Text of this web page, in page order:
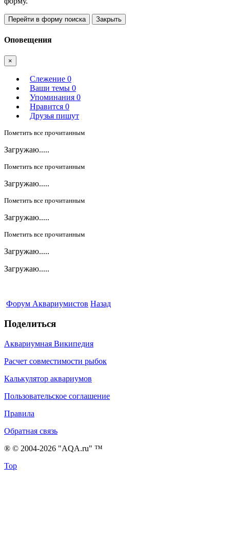
Перейти в форму поиска Закрыть
Оповещения
×
Слежение 0
Ваши темы 0
Упоминания 0
Нравится 0
Друзья пишут
Пометить все прочитанным
Загружаю.....
Пометить все прочитанным
Загружаю.....
Пометить все прочитанным
Загружаю.....
Пометить все прочитанным
Загружаю.....
Загружаю.....
Форум Аквариумистов Назад
Поделиться
Аквариумная Википедия
Расчет совместимости рыбок
Калькулятор аквариумов
Пользовательское соглашение
Правила
Обратная связь
® © 2004-2026 "AQA.ru" ™
Top